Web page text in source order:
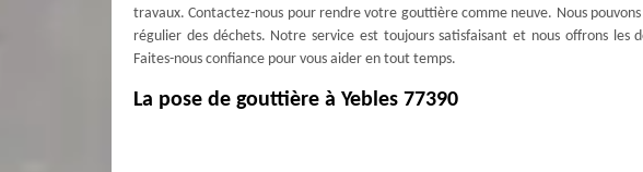
travaux. Contactez-nous pour rendre votre gouttière comme neuve. Nous
régulier des déchets. Notre service est toujours satisfaisant et nous offrons les
Faites-nous confiance pour vous aider en tout temps.
La pose de gouttière à Yebles 77390